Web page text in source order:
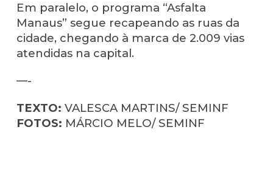
Em paralelo, o programa “Asfalta
Manaus” segue recapeando as ruas da
cidade, chegando à marca de 2.009 vias
atendidas na capital.
—-
TEXTO: VALESCA MARTINS/ SEMINF
FOTOS: MÁRCIO MELO/ SEMINF